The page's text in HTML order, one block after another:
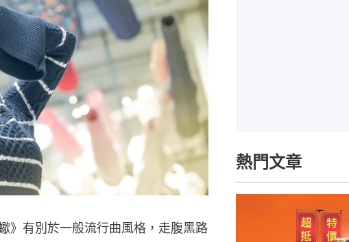
》有別於一般流行曲風格，走腹黑路
熱門文章